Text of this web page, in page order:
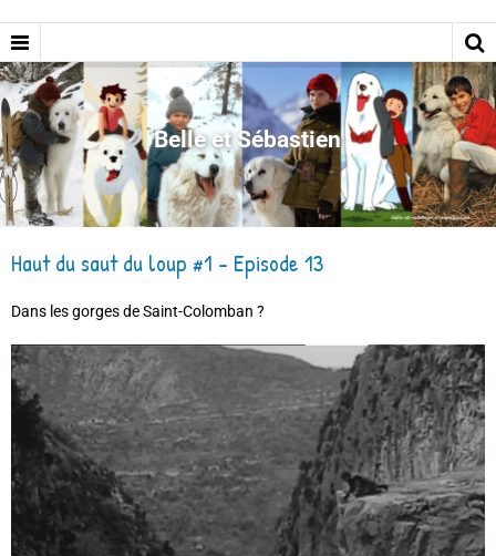
Belle et Sébastien
Haut du saut du loup #1 - Episode 13
Dans les gorges de Saint-Colomban ?